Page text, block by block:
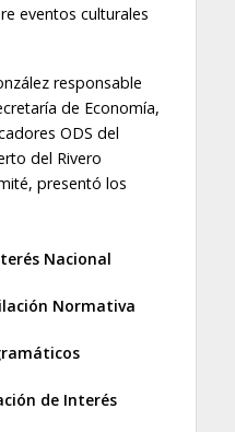
eventos culturales
responsable
de Economía,
ODS del
del Rivero
presentó los
Nacional
Normativa
de Interés